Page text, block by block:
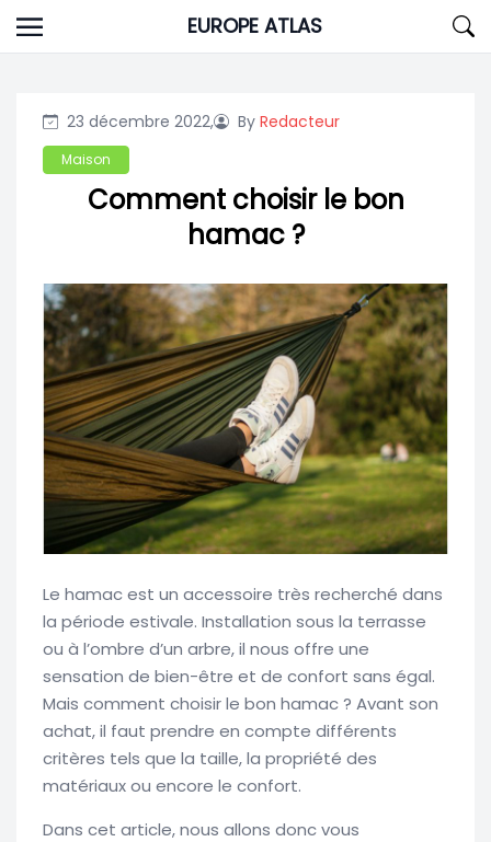
Skip
EUROPE ATLAS
23 décembre 2022, By Redacteur
Maison
Comment choisir le bon
hamac ?
Le hamac est un accessoire très recherché dans
la période estivale. Installation sous la terrasse
ou à l’ombre d’un arbre, il nous offre une
sensation de bien-être et de confort sans égal.
Mais comment choisir le bon hamac ? Avant son
achat, il faut prendre en compte différents
critères tels que la taille, la propriété des
matériaux ou encore le confort.
Dans cet article, nous allons donc vous